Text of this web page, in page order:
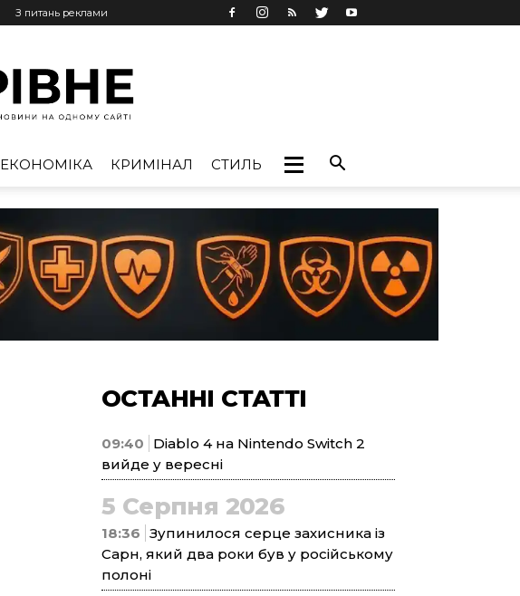
З питань реклами
ЕКОНОМІКА КРИМІНАЛ СТИЛЬ
ОСТАННІ СТАТТІ
09:40
Diablo 4 на Nintendo Switch 2
вийде у вересні
5 Серпня 2026
18:36 Зупинилося серце захисника із
Сарн, який два роки був у російському
полоні